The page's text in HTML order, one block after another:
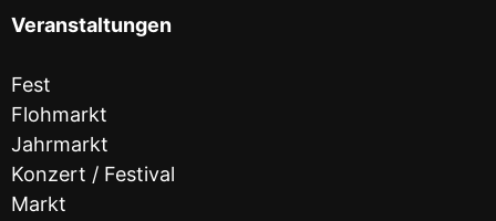
Veranstaltungen
Fest
Flohmarkt
Jahrmarkt
Konzert / Festival
Markt